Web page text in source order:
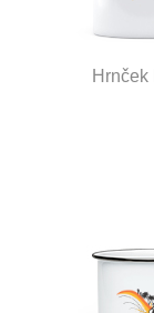
Hrnček